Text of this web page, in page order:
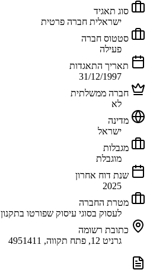
סוג תאגיד
ישראלית חברה פרטית
סטטוס חברה
פעילה
תאריך התאגדות
31/12/1997
חברה ממשלתית
לא
מדינה
ישראל
מגבלות
מוגבלת
שנת דוח אחרון
2025
מטרת החברה
לעסוק בסוגי עיסוק שפורטו בתקנון
כתובת רשומה
גרניט 12, פתח תקווה, 4951411